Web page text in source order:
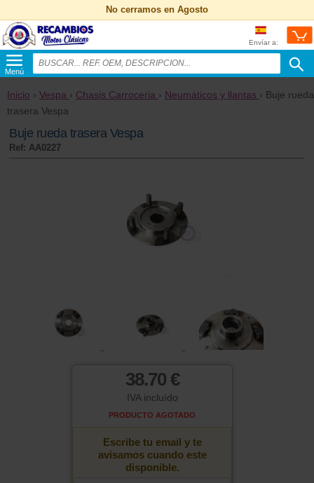
No cerramos en Agosto
Envíar a:
Menú
Inicio › Vespa › Chasis Carroceria › Neumáticos y llantas › Buje rueda
trasera Vespa
Buje rueda trasera Vespa
Ref: AA0227
38.70 €
IVA incluído
PRODUCTO AGOTADO
Escribe tu email y te
avisamos cuando este
disponible.